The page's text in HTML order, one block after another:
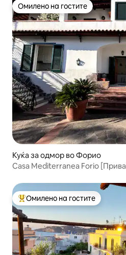
Омилено на гостите
Омилено на гостите
Куќа за одмор во Форио
Casa Mediterranea Forio
Меѓу најуспешните „Омилени на
Омилено на гостите